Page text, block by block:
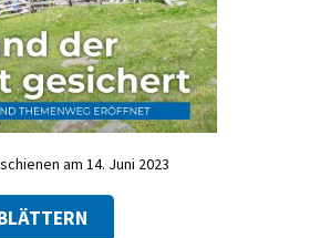
am 14. Juni 2023